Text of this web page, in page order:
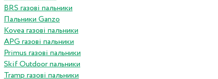
BRS газові пальники
Пальники Ganzo
Kovea газові пальники
APG газові пальники
Primus газові пальники
Skif Outdoor пальники
Tramp газові пальники